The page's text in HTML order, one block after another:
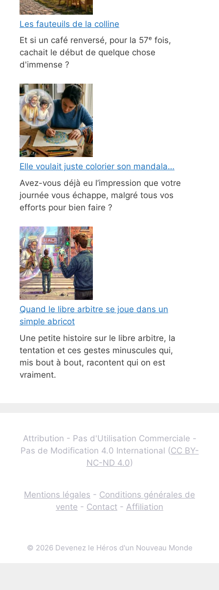
Les fauteuils de la colline
Et si un café renversé, pour la 57ᵉ fois,
cachait le début de quelque chose
d'immense ?
Elle voulait juste colorier son mandala…
Avez-vous déjà eu l’impression que votre
journée vous échappe, malgré tous vos
efforts pour bien faire ?
Quand le libre arbitre se joue dans un
simple abricot
Une petite histoire sur le libre arbitre, la
tentation et ces gestes minuscules qui,
mis bout à bout, racontent qui on est
vraiment.
Attribution - Pas d'Utilisation Commerciale -
Pas de Modification 4.0 International (CC BY-
NC-ND 4.0)
Mentions légales - Conditions générales de
vente - Contact - Affiliation
© 2026 Devenez le Héros d'un Nouveau Monde